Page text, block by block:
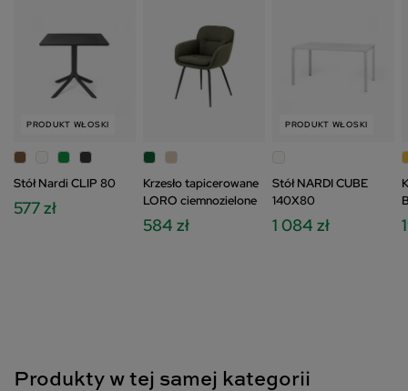
PRODUKT WŁOSKI
Stół Nardi CLIP 80
577 zł
Krzesło tapicerowane
LORO ciemnozielone
584 zł
PRODUKT WŁOSKI
Stół NARDI CUBE
140X80
1 084 zł
Produkty w tej samej kategorii